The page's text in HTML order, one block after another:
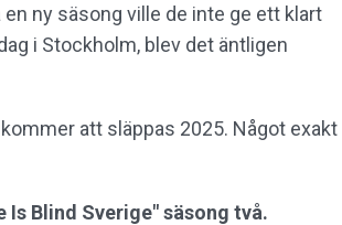
ny säsong ville de inte ge ett klart
i Stockholm, blev det äntligen
att släppas 2025. Något exakt
Blind Sverige" säsong två.